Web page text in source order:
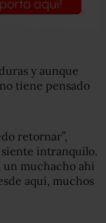
y aunque
tiene pensado
retornar”,
siente intranquilo.
muchacho ahí
aquí, muchos